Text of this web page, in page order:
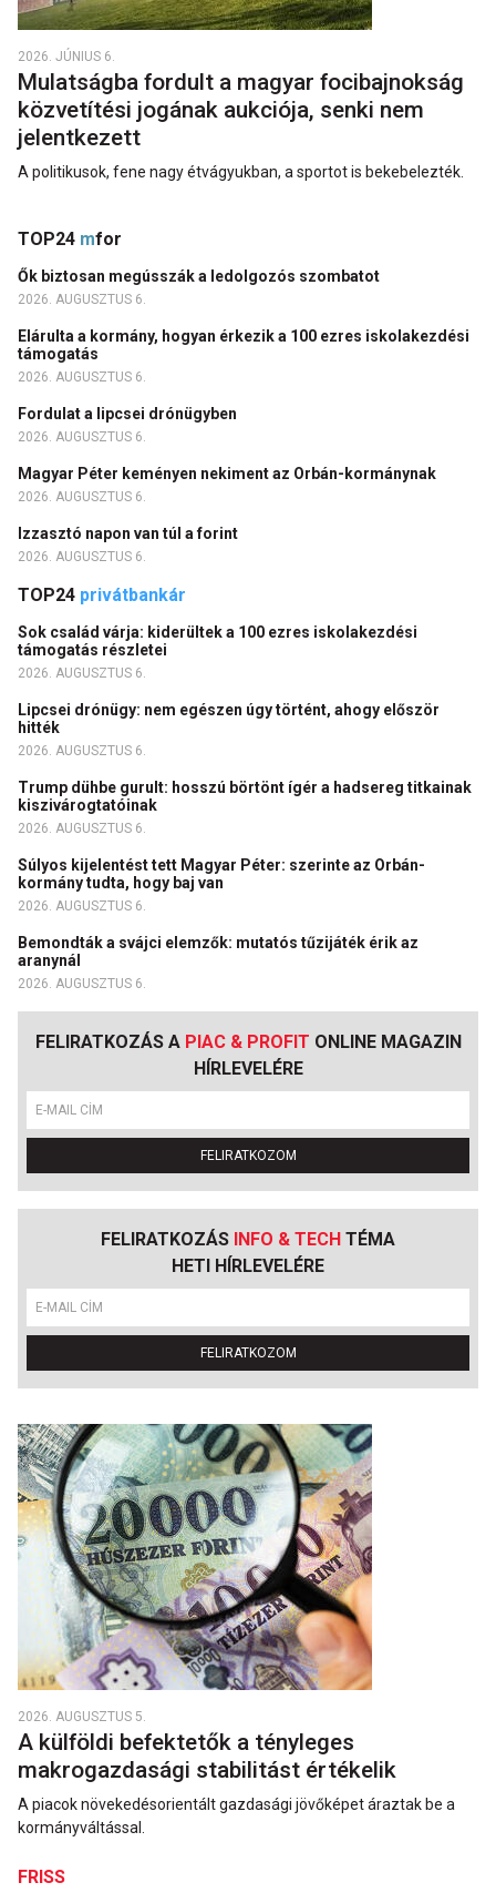
2026. JÚNIUS 6.
Mulatságba fordult a magyar focibajnokság
közvetítési jogának aukciója, senki nem
jelentkezett
A politikusok, fene nagy étvágyukban, a sportot is bekebelezték.
TOP24 mfor
Ők biztosan megússzák a ledolgozós szombatot
2026. AUGUSZTUS 6.
Elárulta a kormány, hogyan érkezik a 100 ezres iskolakezdési
támogatás
2026. AUGUSZTUS 6.
Fordulat a lipcsei drónügyben
2026. AUGUSZTUS 6.
Magyar Péter keményen nekiment az Orbán-kormánynak
2026. AUGUSZTUS 6.
Izzasztó napon van túl a forint
2026. AUGUSZTUS 6.
TOP24 privátbankár
Sok család várja: kiderültek a 100 ezres iskolakezdési
támogatás részletei
2026. AUGUSZTUS 6.
Lipcsei drónügy: nem egészen úgy történt, ahogy először
hitték
2026. AUGUSZTUS 6.
Trump dühbe gurult: hosszú börtönt ígér a hadsereg titkainak
kiszivárogtatóinak
2026. AUGUSZTUS 6.
Súlyos kijelentést tett Magyar Péter: szerinte az Orbán-
kormány tudta, hogy baj van
2026. AUGUSZTUS 6.
Bemondták a svájci elemzők: mutatós tűzijáték érik az
aranynál
2026. AUGUSZTUS 6.
FELIRATKOZÁS A PIAC & PROFIT ONLINE MAGAZIN
HÍRLEVELÉRE
FELIRATKOZOM
FELIRATKOZÁS INFO & TECH TÉMA
HETI HÍRLEVELÉRE
FELIRATKOZOM
2026. AUGUSZTUS 5.
A külföldi befektetők a tényleges
makrogazdasági stabilitást értékelik
A piacok növekedésorientált gazdasági jövőképet áraztak be a
kormányváltással.
FRISS